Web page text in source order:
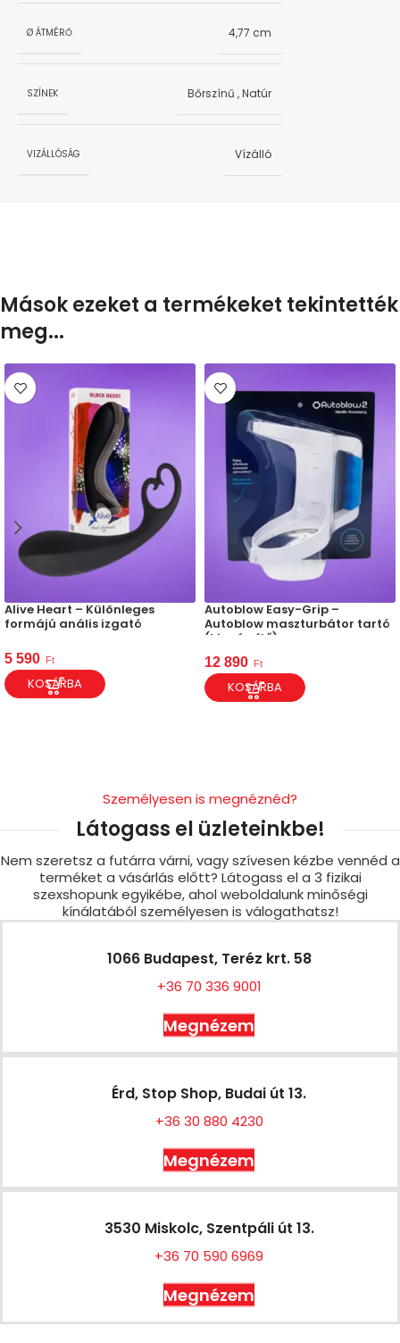
Ø ÁTMÉRŐ 4,77 cm
SZÍNEK Bőrszínű ,Natúr
VIZÁLLÓSÁG Vízálló
Mások ezeket a termékeket tekintették
meg...
Alive Heart – Különleges
formájú anális izgató
5 590 Ft
KOSÁRBA
Autoblow Easy-Grip –
Autoblow maszturbátor tartó
(kiegészítő)
12 890 Ft
KOSÁRBA
Személyesen is megnéznéd?
Látogass el üzleteinkbe!
Nem szeretsz a futárra várni, vagy szívesen kézbe vennéd a
terméket a vásárlás előtt? Látogass el a 3 fizikai
szexshopunk egyikébe, ahol weboldalunk minőségi
kínálatából személyesen is válogathatsz!
1066 Budapest, Teréz krt. 58
+36 70 336 9001
Megnézem
Érd, Stop Shop, Budai út 13.
+36 30 880 4230
Megnézem
3530 Miskolc, Szentpáli út 13.
+36 70 590 6969
Megnézem